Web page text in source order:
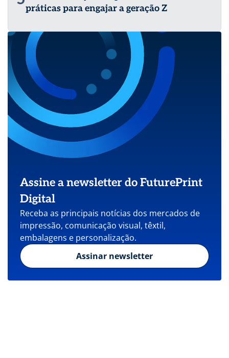
práticas para engajar a geração Z
Assine a newsletter do FuturePrint
Digital
Receba as principais notícias dos mercados de
impressão, comunicação visual, têxtil,
embalagens e personalização.
Assinar newsletter